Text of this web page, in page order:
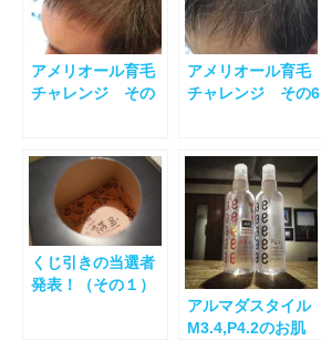
アメリオール育毛
チャレンジ その
アメリオール育毛
チャレンジ その6
くじ引きの当選者
発表！（その１）
アルマダスタイル
M3.4,P4.2のお肌